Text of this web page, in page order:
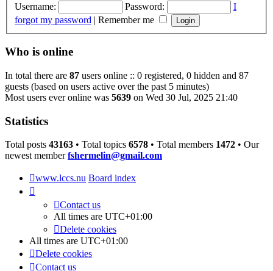
Username: Password:
I
forgot my password | Remember me
Who is online
In total there are 87 users online :: 0 registered, 0 hidden and 87
guests (based on users active over the past 5 minutes)
Most users ever online was 5639 on Wed 30 Jul, 2025 21:40
Statistics
Total posts 43163 • Total topics 6578 • Total members 1472 • Our
newest memberfshermelin@gmail.com
www.lccs.nu Board index
Contact us
All times are UTC+01:00
Delete cookies
All times are UTC+01:00
Delete cookies
Contact us